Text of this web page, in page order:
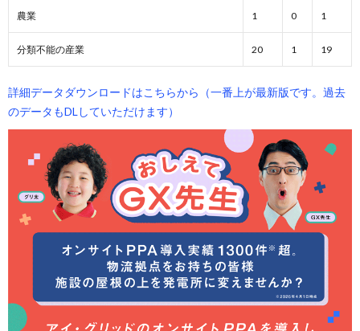
農業 1 0 1
分類不能の産業 20 1 19
詳細データダウンロードはこちらから（一番上が最新版です。過去
のデータもDLしていただけます）